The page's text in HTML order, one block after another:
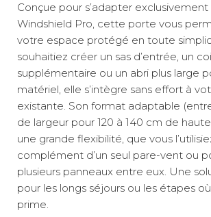
Conçue pour s’adapter
Windshield Pro, cette porte vous
votre espace protégé en toute
souhaitiez créer un sas d’entrée, un
supplémentaire ou un abri plus large
matériel, elle s’intègre sans effort à
existante. Son format adaptable
de largeur pour 120 à 140 cm de
une grande flexibilité, que vous
complément d’un seul pare-vent ou
plusieurs panneaux entre eux. Une
pour les longs séjours ou les étapes
prime.